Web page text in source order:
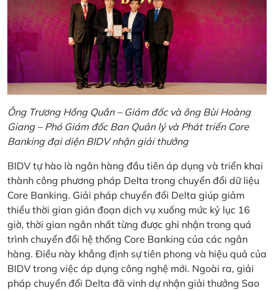
Ông Trương Hồng Quân – Giám đốc và ông Bùi Hoàng
Giang – Phó Giám đốc Ban Quản lý và Phát triển Core
Banking đại diện BIDV nhận giải thưởng
BIDV tự hào là ngân hàng đầu tiên áp dụng và triển khai
thành công phương pháp Delta trong chuyển đổi dữ liệu
Core Banking. Giải pháp chuyển đổi Delta giúp giảm
thiểu thời gian gián đoạn dịch vụ xuống mức kỷ lục 16
giờ, thời gian ngắn nhất từng được ghi nhận trong quá
trình chuyển đổi hệ thống Core Banking của các ngân
hàng. Điều này khẳng định sự tiên phong và hiệu quả của
BIDV trong việc áp dụng công nghệ mới. Ngoài ra, giải
pháp chuyển đổi Delta đã vinh dự nhận giải thưởng Sao